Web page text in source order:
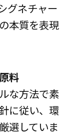
グネチャー
本質を表現
料
な方法で素
に従い、環
選していま